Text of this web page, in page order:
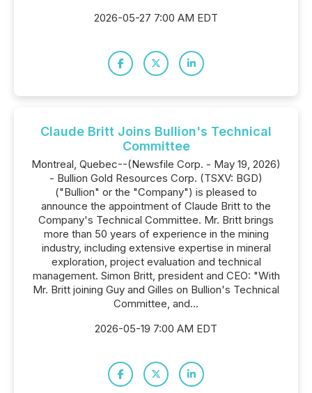
2026-05-27 7:00 AM EDT
Claude Britt Joins Bullion's Technical
Committee
Montreal, Quebec--(Newsfile Corp. - May 19, 2026)
- Bullion Gold Resources Corp. (TSXV: BGD)
("Bullion" or the "Company") is pleased to
announce the appointment of Claude Britt to the
Company's Technical Committee. Mr. Britt brings
more than 50 years of experience in the mining
industry, including extensive expertise in mineral
exploration, project evaluation and technical
management. Simon Britt, president and CEO: "With
Mr. Britt joining Guy and Gilles on Bullion's Technical
Committee, and...
2026-05-19 7:00 AM EDT